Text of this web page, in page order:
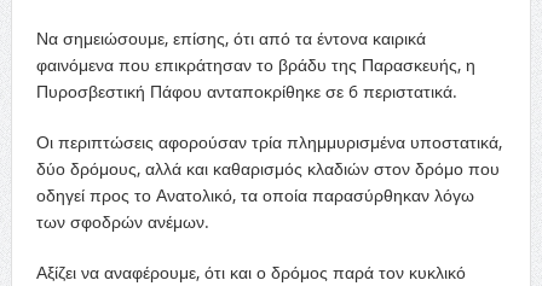
Να σημειώσουμε, επίσης, ότι από τα έντονα καιρικά
φαινόμενα που επικράτησαν το βράδυ της Παρασκευής, η
Πυροσβεστική Πάφου ανταποκρίθηκε σε 6 περιστατικά.
Οι περιπτώσεις αφορούσαν τρία πλημμυρισμένα υποστατικά,
δύο δρόμους, αλλά και καθαρισμός κλαδιών στον δρόμο που
οδηγεί προς το Ανατολικό, τα οποία παρασύρθηκαν λόγω
των σφοδρών ανέμων.
Αξίζει να αναφέρουμε, ότι και ο δρόμος παρά τον κυκλικό